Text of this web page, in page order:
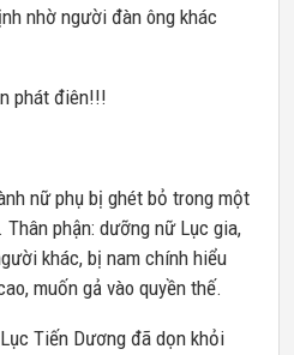
nhờ người đàn ông khác
phát điên!!!
nữ phụ bị ghét bỏ trong một
phận: dưỡng nữ Lục gia,
khác, bị nam chính hiểu
muốn gả vào quyền thế.
Tiến Dương đã dọn khỏi